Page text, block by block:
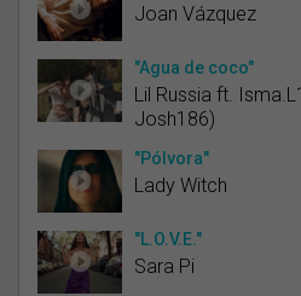
Joan Vázquez
"Agua de coco"
Lil Russia ft.
Josh186)
"Pólvora"
Lady Witch
"L.O.V.E."
Sara Pi